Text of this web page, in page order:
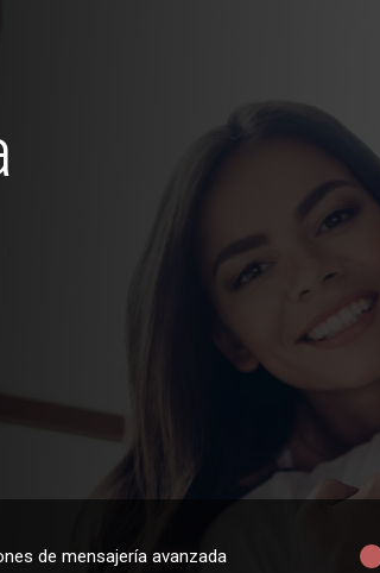
de mensajería avanzada